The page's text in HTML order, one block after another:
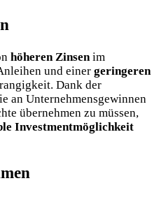
höheren Zinsenim
und einer geringeren
Dank der
an Unternehmensgewinnen
übernehmen zu müssen,
Investmentmöglichkeit